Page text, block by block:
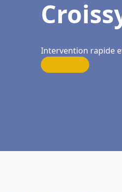
Intervention rapide